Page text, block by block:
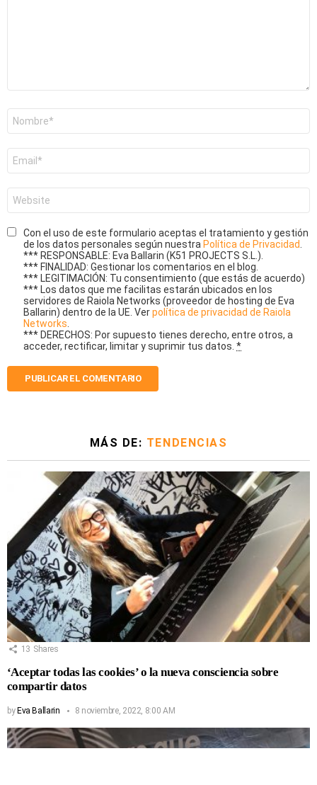
electrónico
*
Con el uso de este formulario aceptas el tratamiento y gestión
de los datos personales según nuestra Política de Privacidad.
*** RESPONSABLE: Eva Ballarin (K51 PROJECTS S.L.).
*** FINALIDAD: Gestionar los comentarios en el blog.
*** LEGITIMACIÓN: Tu consentimiento (que estás de acuerdo)
*** Los datos que me facilitas estarán ubicados en los
servidores de Raiola Networks (proveedor de hosting de Eva
Ballarin) dentro de la UE. Verpolítica de privacidad de Raiola
Networks.
*** DERECHOS: Por supuesto tienes derecho, entre otros, a
acceder, rectificar, limitar y suprimir tus datos. *
MÁS DE: TENDENCIAS
13 Shares
‘Aceptar todas las cookies’ o la nueva consciencia sobre
compartir datos
by Eva Ballarin 8 noviembre, 2022, 8:00 AM